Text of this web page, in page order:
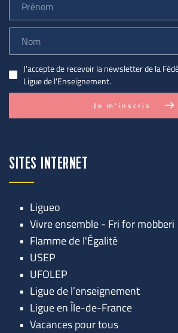
J'accepte de recevoir la newsletter de la
Ligue de l'Enseignement.
Je m'inscris
SITES INTERNET
Ligueo
Vivre ensemble - Fri for mobberi
Flamme de l'Égalité
USEP
UFOLEP
Ligue de l’enseignement
Ligue en Île-de-France
Vacances pour tous